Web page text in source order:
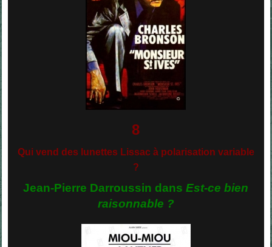
8
Qui vend des lunettes Lissac à polarisation variable
?
Jean-Pierre Darroussin dansEst-ce bien
raisonnable ?